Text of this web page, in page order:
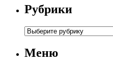
Рубрики
Меню